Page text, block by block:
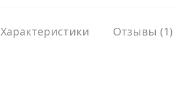
Характеристики Отзывы (1)